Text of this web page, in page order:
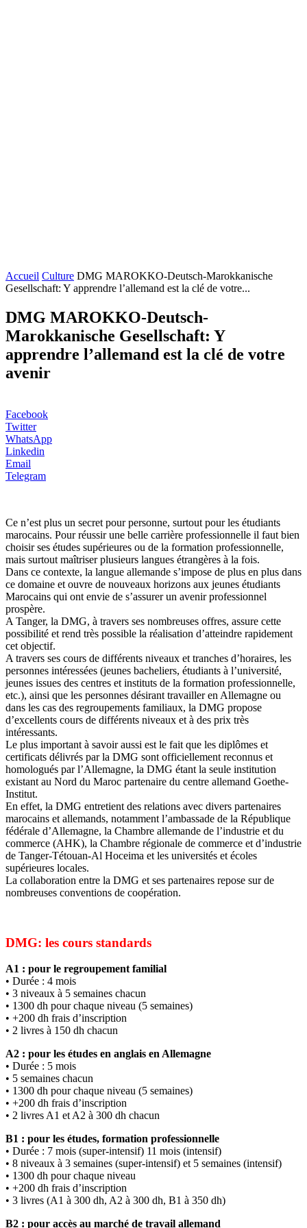
Accueil Culture DMG MAROKKO-Deutsch-Marokkanische
Gesellschaft: Y apprendre l’allemand est la clé de votre...
DMG MAROKKO-Deutsch-
Marokkanische Gesellschaft: Y
apprendre l’allemand est la clé de votre
avenir
Facebook
Twitter
WhatsApp
Linkedin
Email
Telegram
Ce n’est plus un secret pour personne, surtout pour les étudiants
marocains. Pour réussir une belle carrière professionnelle il faut bien
choisir ses études supérieures ou de la formation professionnelle,
mais surtout maîtriser plusieurs langues étrangères à la fois.
Dans ce contexte, la langue allemande s’impose de plus en plus dans
ce domaine et ouvre de nouveaux horizons aux jeunes étudiants
Marocains qui ont envie de s’assurer un avenir professionnel
prospère.
A Tanger, la DMG, à travers ses nombreuses offres, assure cette
possibilité et rend très possible la réalisation d’atteindre rapidement
cet objectif.
A travers ses cours de différents niveaux et tranches d’horaires, les
personnes intéressées (jeunes bacheliers, étudiants à l’université,
jeunes issues des centres et instituts de la formation professionnelle,
etc.), ainsi que les personnes désirant travailler en Allemagne ou
dans les cas des regroupements familiaux, la DMG propose
d’excellents cours de différents niveaux et à des prix très
intéressants.
Le plus important à savoir aussi est le fait que les diplômes et
certificats délivrés par la DMG sont officiellement reconnus et
homologués par l’Allemagne, la DMG étant la seule institution
existant au Nord du Maroc partenaire du centre allemand Goethe-
Institut.
En effet, la DMG entretient des relations avec divers partenaires
marocains et allemands, notamment l’ambassade de la République
fédérale d’Allemagne, la Chambre allemande de l’industrie et du
commerce (AHK), la Chambre régionale de commerce et d’industrie
de Tanger-Tétouan-Al Hoceima et les universités et écoles
supérieures locales.
La collaboration entre la DMG et ses partenaires repose sur de
nombreuses conventions de coopération.
DMG: les cours standards
A1 : pour le regroupement familial
• Durée : 4 mois
• 3 niveaux à 5 semaines chacun
• 1300 dh pour chaque niveau (5 semaines)
• +200 dh frais d’inscription
• 2 livres à 150 dh chacun
A2 : pour les études en anglais en Allemagne
• Durée : 5 mois
• 5 semaines chacun
• 1300 dh pour chaque niveau (5 semaines)
• +200 dh frais d’inscription
• 2 livres A1 et A2 à 300 dh chacun
B1 : pour les études, formation professionnelle
• Durée : 7 mois (super-intensif) 11 mois (intensif)
• 8 niveaux à 3 semaines (super-intensif) et 5 semaines (intensif)
• 1300 dh pour chaque niveau
• +200 dh frais d’inscription
• 3 livres (A1 à 300 dh, A2 à 300 dh, B1 à 350 dh)
B2 : pour accès au marché de travail allemand